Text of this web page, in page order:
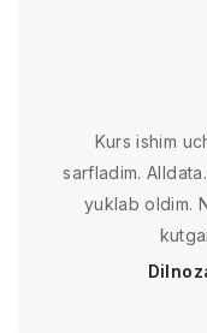
Kurs ishim
sarfladim.
yuklab oldim.